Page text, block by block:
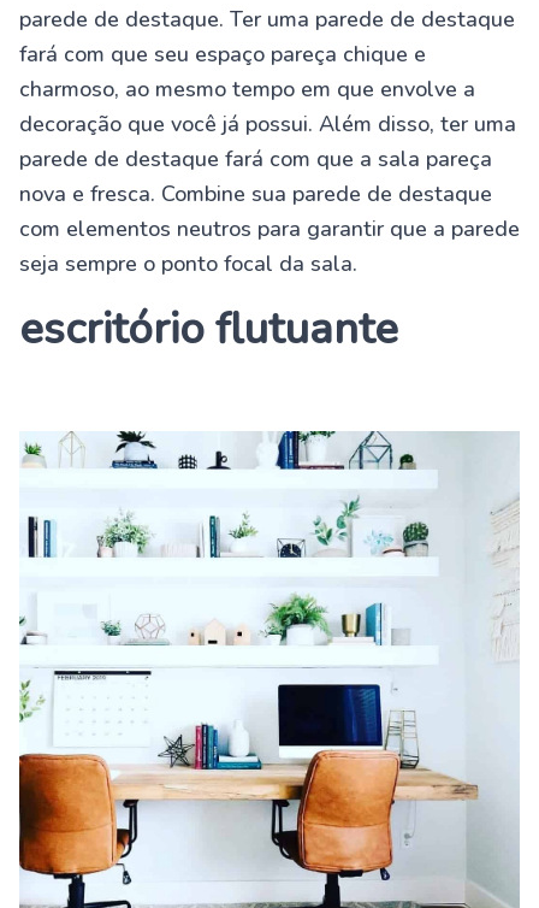
parede de destaque. Ter uma parede de destaque
fará com que seu espaço pareça chique e
charmoso, ao mesmo tempo em que envolve a
decoração que você já possui. Além disso, ter uma
parede de destaque fará com que a sala pareça
nova e fresca. Combine sua parede de destaque
com elementos neutros para garantir que a parede
seja sempre o ponto focal da sala.
escritório flutuante